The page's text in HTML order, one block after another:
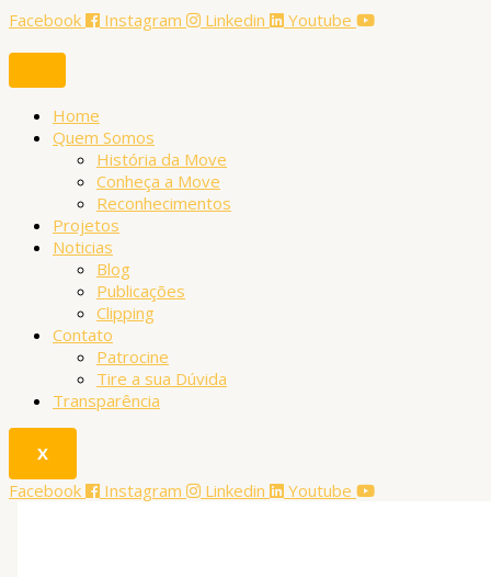
Ir
para
o
Facebook Instagram Linkedin Youtube
Home
Quem Somos
História da Move
Conheça a Move
Reconhecimentos
Projetos
Noticias
Blog
Publicações
Clipping
Contato
Patrocine
Tire a sua Dúvida
Transparência
X
Facebook
Instagram Linkedin Youtube
Aprenda
Design
Gráfico
na
Move
Cultura
P
e
q
u
a
o
: